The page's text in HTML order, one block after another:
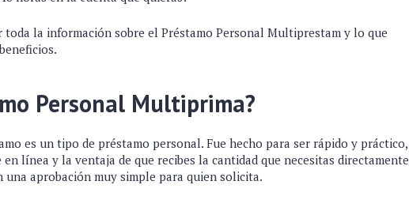
la información sobre el Préstamo Personal Multiprestam y lo que
Personal Multiprima?
es un tipo de préstamo personal. Fue hecho para ser rápido y práctico,
línea y la ventaja de que recibes la cantidad que necesitas directamente
aprobación muy simple para quien solicita.